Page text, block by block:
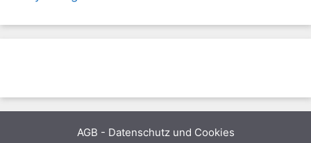
AGB - Datenschutz und Cookies